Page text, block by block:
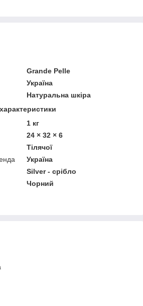
Grande Pelle
Україна
Натуральна шкіра
1 кг
24 × 32 × 6
Тілячої
Україна
Silver - срібло
Чорний